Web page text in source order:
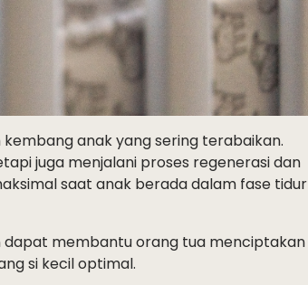
anak yang sering terabaikan.
juga menjalani proses regenerasi dan
saat anak berada dalam fase tidur
membantu orang tua menciptakan
si kecil optimal.